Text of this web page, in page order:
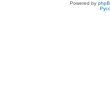
Powered by